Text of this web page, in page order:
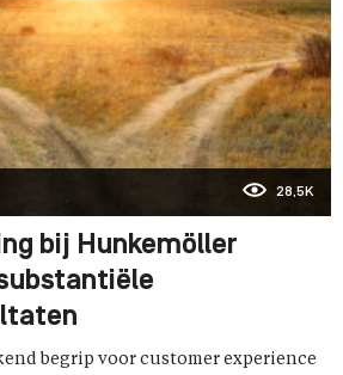
28,5K
bij Hunkemöller
begrip voor customer experience